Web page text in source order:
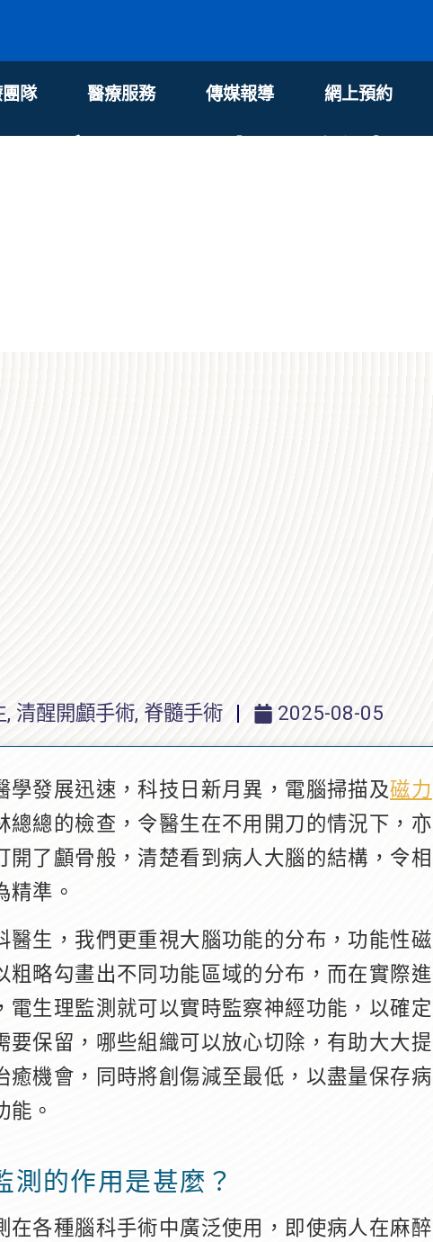
隊 醫療服務 傳媒報導 網上預約
, 清醒開顱手術, 脊髓手術 2025-08-05
學發展迅速，科技日新月異，電腦掃描及磁力
總總的檢查，令醫生在不用開刀的情況下，亦
開了顱骨般，清楚看到病人大腦的結構，令相
精準。
醫生，我們更重視大腦功能的分布，功能性磁
粗略勾畫出不同功能區域的分布，而在實際進
電生理監測就可以實時監察神經功能，以確定
要保留，哪些組織可以放心切除，有助大大提
癒機會，同時將創傷減至最低，以盡量保存病
能。
測的作用是甚麼？
在各種腦科手術中廣泛使用，即使病人在麻醉